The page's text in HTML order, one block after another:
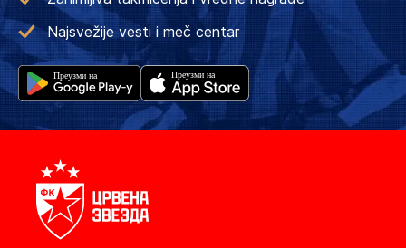
Najsvežije vesti i meč centar